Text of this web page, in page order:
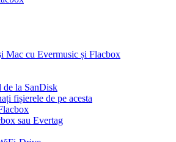
Mac cu Evermusic și Flacbox
de la SanDisk
fișierele de pe acesta
sau Evertag